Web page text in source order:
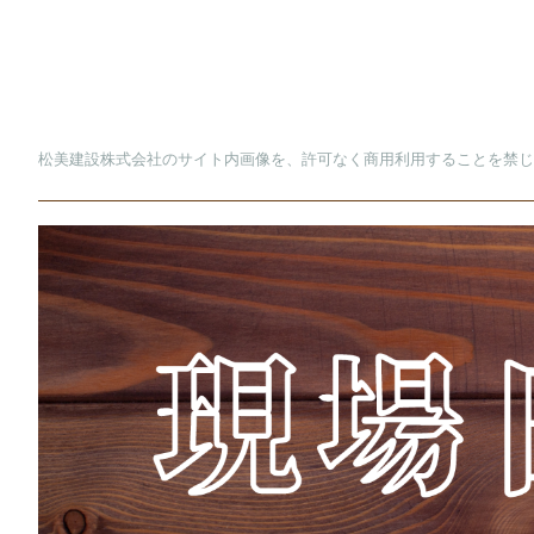
松美建設株式会社のサイト内画像を、許可なく商用利用することを禁